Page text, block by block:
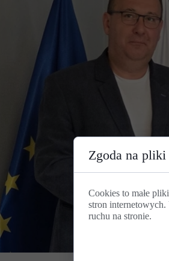
Zgoda na pliki
Cookies to małe
stron internetowych.
ruchu na stronie.